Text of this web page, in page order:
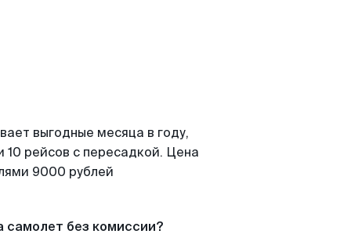
выгодные месяца в году,
рейсов с пересадкой. Цена
9000 рублей
самолет без комиссии?